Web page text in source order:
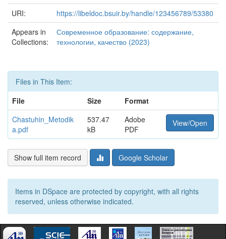
URI:
https://libeldoc.bsuir.by/handle/123456789/53380
Appears in
Collections:
Современное образование: содержание,
технологии, качество (2023)
Files in This Item:
File
Size
Format
Chastuhin_Metodik
a.pdf
537.47
kB
Adobe
PDF
View/Open
Show full item record Google Scholar
Items in DSpace are protected by copyright, with all rights
reserved, unless otherwise indicated.